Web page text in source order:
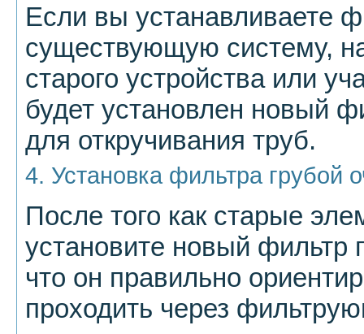
Если вы устанавливаете
существующую систему,
старого устройства или
будет установлен новый
для откручивания труб.
4. Установка фильтра грубой
После того как старые
установите новый фильтр
что он правильно
проходить через